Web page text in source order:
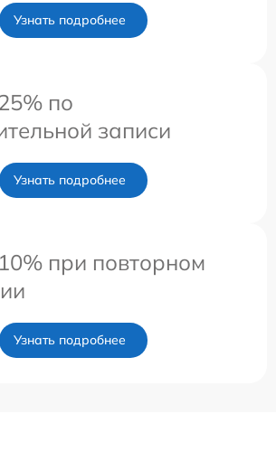
Узнать подробнее
по
записи
Узнать подробнее
при повторном
Узнать подробнее